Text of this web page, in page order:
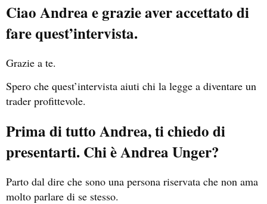
Ciao Andrea e grazie aver accettato di
fare quest’intervista.
Grazie a te.
Spero che quest’intervista aiuti chi la legge a diventare un
trader profittevole.
Prima di tutto Andrea, ti chiedo di
presentarti. Chi è Andrea Unger?
Parto dal dire che sono una persona riservata che non ama
molto parlare di se stesso.